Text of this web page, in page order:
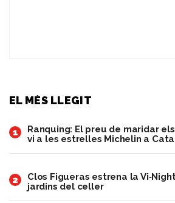
EL MÉS LLEGIT
1
Ranquing: El preu de maridar
vi a les estrelles Michelin a
2
Clos Figueras estrena la
jardins del celler